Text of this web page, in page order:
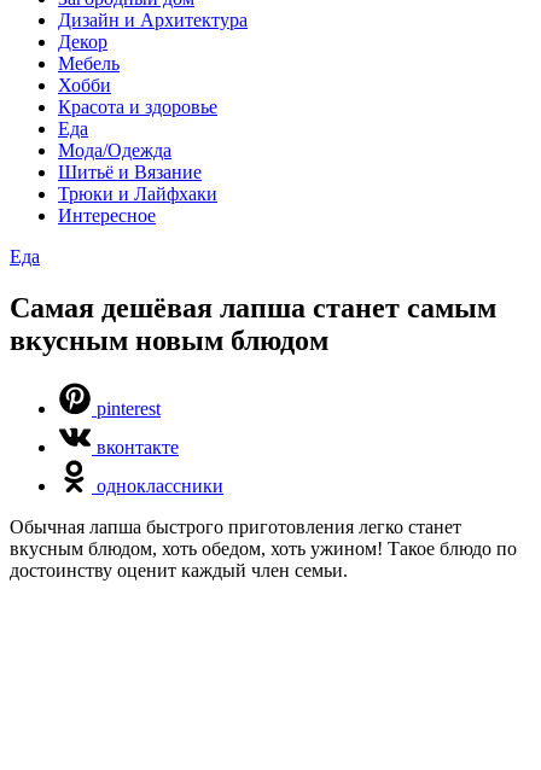
Дизайн и Архитектура
Декор
Мебель
Хобби
Красота и здоровье
Еда
Мода/Одежда
Шитьё и Вязание
Трюки и Лайфхаки
Интересное
Еда
Самая дешёвая лапша станет самым
вкусным новым блюдом
pinterest
вконтакте
одноклассники
Обычная лапша быстрого приготовления легко станет
вкусным блюдом, хоть обедом, хоть ужином! Такое блюдо по
достоинству оценит каждый член семьи.